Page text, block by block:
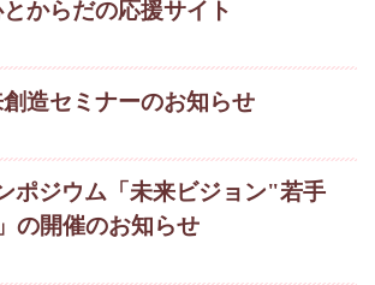
からだの応援サイト
造セミナーのお知らせ
ポジウム「未来ビジョン"若手
の開催のお知らせ